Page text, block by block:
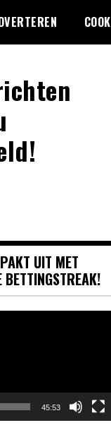
UIT MET
BETTINGSTREAK!
45:53